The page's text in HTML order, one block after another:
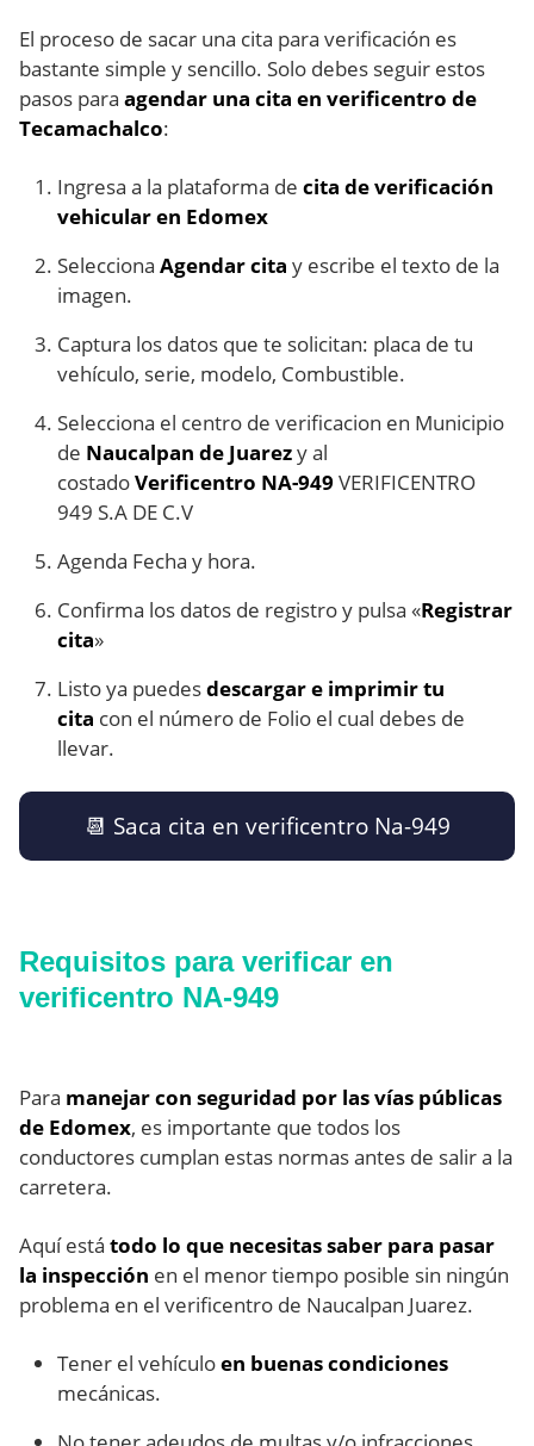
El proceso de sacar una cita para verificación es
bastante simple y sencillo. Solo debes seguir estos
pasos para agendar una cita en verificentro de
Tecamachalco:
Ingresa a la plataforma de cita de verificación
vehicular en Edomex
Selecciona Agendar cita y escribe el texto de la
imagen.
Captura los datos que te solicitan: placa de tu
vehículo, serie, modelo, Combustible.
Selecciona el centro de verificacion en Municipio
de Naucalpan de Juarezy al
costadoVerificentro NA-949 VERIFICENTRO
949 S.A DE C.V
Agenda Fecha y hora.
Confirma los datos de registro y pulsa «Registrar
cita»
Listo ya puedesdescargar e imprimir tu
cita con el número de Folio el cual debes de
llevar.
​📆​ Saca cita en verificentro Na-949
Requisitos para verificar en
verificentro NA-949
Para manejar con seguridad por las vías públicas
de Edomex, es importante que todos los
conductores cumplan estas normas antes de salir a la
carretera.
Aquí está todo lo que necesitas saber para pasar
la inspección en el menor tiempo posible sin ningún
problema en el verificentro de Naucalpan Juarez.
Tener el vehículoen buenas condiciones
mecánicas.